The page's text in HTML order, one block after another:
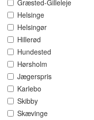
Græsted-Gilleleje
Helsinge
Helsingør
Hillerød
Hundested
Hørsholm
Jægerspris
Karlebo
Skibby
Skævinge